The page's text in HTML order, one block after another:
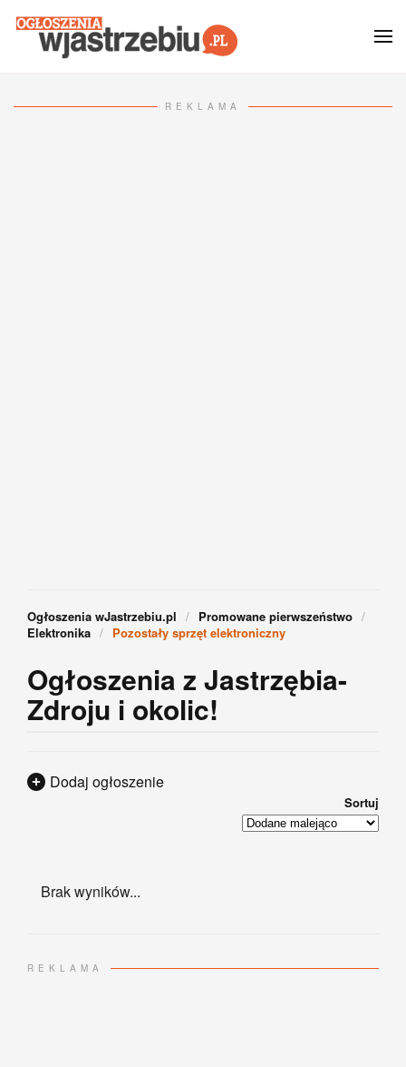
Przejdź do głównej treści
REKLAMA
Ogłoszenia wJastrzebiu.pl
Promowane pierwszeństwo
Elektronika
Pozostały sprzęt elektroniczny
Ogłoszenia z Jastrzębia-
Zdroju i okolic!
Dodaj ogłoszenie
Sortuj
Brak wyników...
REKLAMA